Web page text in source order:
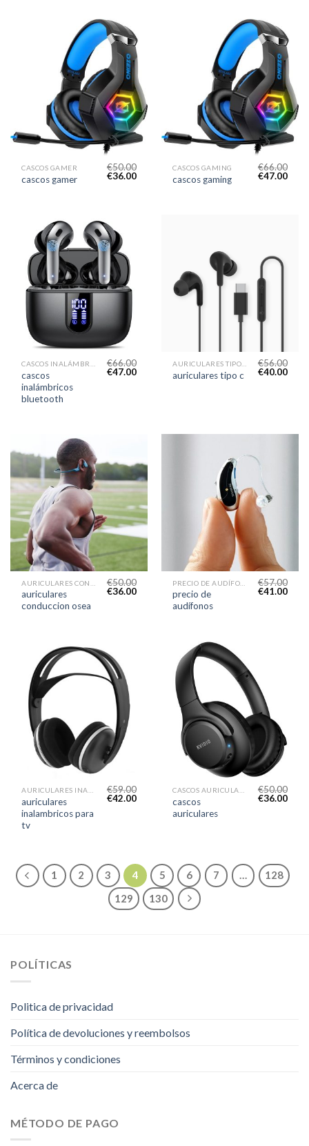
CASCOS GAMER
cascos gamer
€50.00
€36.00
CASCOS GAMING
cascos gaming
€66.00
€47.00
cascos
inalámbricos
bluetooth
€66.00
€47.00 auriculares tipo c
€56.00
€40.00
auriculares
conduccion osea
€50.00
€36.00
precio de
audífonos
€57.00
€41.00
auriculares
inalambricos para
tv
€59.00
€42.00
cascos
auriculares
€50.00
€36.00
1 2 3 4 5 6 7 …
128
129
130
POLÍTICAS
Politica de privacidad
Política de devoluciones y reembolsos
Términos y condiciones
Acerca de
MÉTODO DE PAGO